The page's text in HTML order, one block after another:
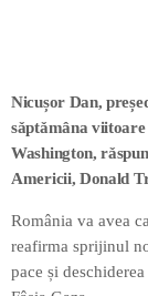
Nicușor Dan,
sǎptǎmâna
Washington,
Americii, Donald
România va avea
reafirma sprijinul
pace și